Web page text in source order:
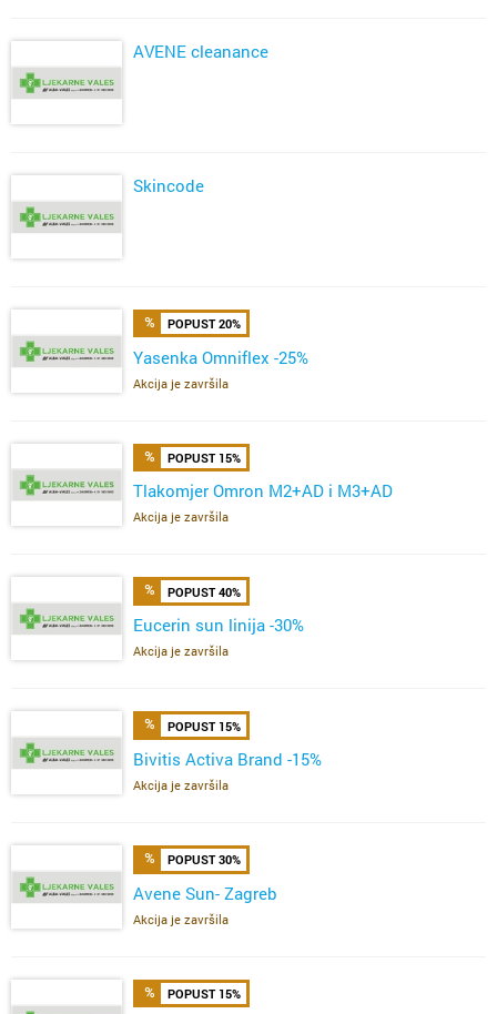
AVENE cleanance
Skincode
POPUST 20%
Yasenka Omniflex -25%
Akcija je završila
POPUST 15%
Tlakomjer Omron M2+AD i M3+AD
Akcija je završila
POPUST 40%
Eucerin sun linija -30%
Akcija je završila
POPUST 15%
Bivitis Activa Brand -15%
Akcija je završila
POPUST 30%
Avene Sun- Zagreb
Akcija je završila
POPUST 15%